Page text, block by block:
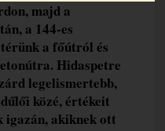
majd a
a 144-es
a főútról és
Hidaspetre
legelismertebb,
közé, értékeit
igazán, akiknek ott